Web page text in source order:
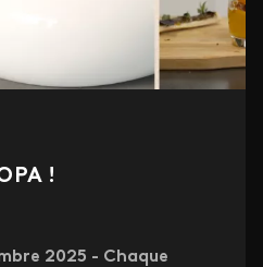
!
2025 - Chaque